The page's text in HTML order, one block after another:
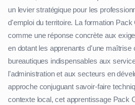
un levier stratégique pour les
d'emploi du territoire. La formation
comme une réponse concrète aux
en dotant les apprenants d'une maîtrise
bureautiques indispensables aux
l'administration et aux secteurs en
approche conjuguant savoir-faire
contexte local, cet apprentissage Pack